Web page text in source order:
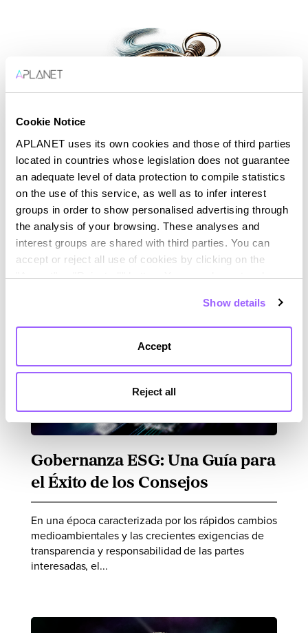
Cookie Notice
APLANET uses its own cookies and those of third parties
located in countries whose legislation does not guarantee
an adequate level of data protection to compile statistics
on the use of this service, as well as to infer interest
groups in order to show personalised advertising through
the analysis of your browsing. These analyses and
interest groups are shared with third parties. You can
accept or reject all use of cookies by clicking on the
"Accept" or "Reject all" button. You can also set and save
out more about the use of cookies and your rights in our
Cookies Policy
Show details
Accept
Reject all
Navegando los Estándares ESG
de Divulgación y Desempeño
En el panorama de los estándares de Ambiental,
Social y Gobernanza (ESG), es crucial diferenciar
entre los marcos enfocados en la divulgación,...
Gobernanza ESG: Una Guía para
el Éxito de los Consejos
En una época caracterizada por los rápidos cambios
medioambientales y las crecientes exigencias de
transparencia y responsabilidad de las partes
interesadas, el...